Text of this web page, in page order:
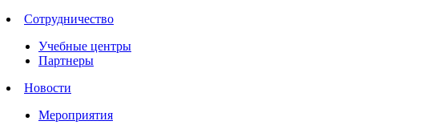
Сотрудничество
Учебные центры
Партнеры
Новости
Мероприятия